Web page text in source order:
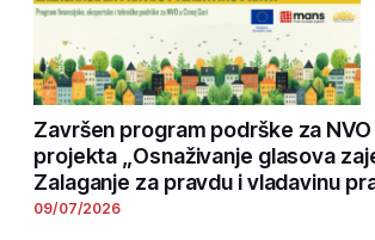
Završen program podrške za
projekta „Osnaživanje glasova
Zalaganje za pravdu i vladavinu
09/07/2026